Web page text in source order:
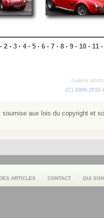
2· 3· 4· 5· 6· 7· 8· 9· 10· 11
Galerie
(C) 2006-2010
soumise aux lois du copyright et
ARTICLES CONTACT QUI